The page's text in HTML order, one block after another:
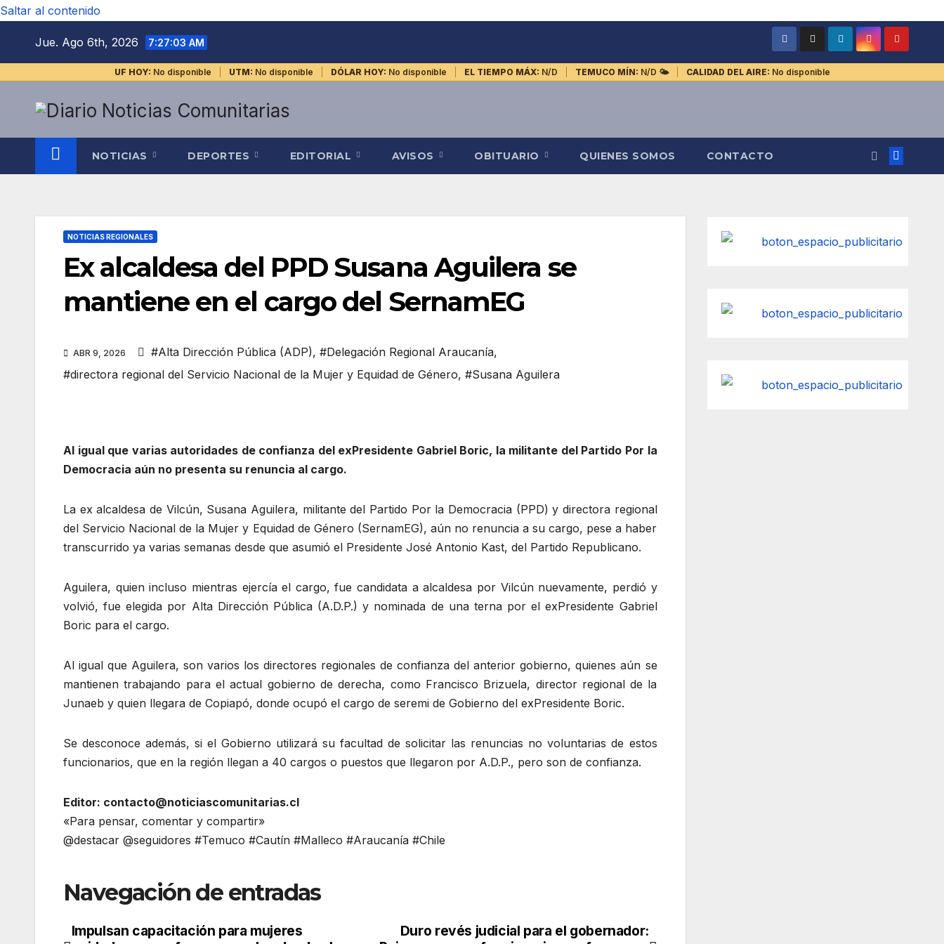
Saltar al contenido
Jue. Ago 6th, 2026 7:27:03 AM
UF HOY: No disponible UTM: No disponible DÓLAR HOY: No disponible EL TIEMPO MÁX: N/D TEMUCO MÍN: N/D 🌤️ CALIDAD DEL AIRE: No disponible
NOTICIAS DEPORTES EDITORIAL AVISOS OBITUARIO QUIENES SOMOS CONTACTO
NOTICIAS REGIONALES
Ex alcaldesa del PPD Susana Aguilera se
mantiene en el cargo del SernamEG
ABR 9, 2026 #Alta Dirección Pública (ADP), #Delegación Regional Araucanía,
#directora regional del Servicio Nacional de la Mujer y Equidad de Género, #Susana Aguilera
Al igual que varias autoridades de confianza del exPresidente Gabriel Boric, la militante del Partido Por la
Democracia aún no presenta su renuncia al cargo.
La ex alcaldesa de Vilcún, Susana Aguilera, militante del Partido Por la Democracia (PPD) y directora regional
del Servicio Nacional de la Mujer y Equidad de Género (SernamEG), aún no renuncia a su cargo, pese a haber
transcurrido ya varias semanas desde que asumió el Presidente José Antonio Kast, del Partido Republicano.
Aguilera, quien incluso mientras ejercía el cargo, fue candidata a alcaldesa por Vilcún nuevamente, perdió y
volvió, fue elegida por Alta Dirección Pública (A.D.P.) y nominada de una terna por el exPresidente Gabriel
Boric para el cargo.
Al igual que Aguilera, son varios los directores regionales de confianza del anterior gobierno, quienes aún se
mantienen trabajando para el actual gobierno de derecha, como Francisco Brizuela, director regional de la
Junaeb y quien llegara de Copiapó, donde ocupó el cargo de seremi de Gobierno del exPresidente Boric.
Se desconoce además, si el Gobierno utilizará su facultad de solicitar las renuncias no voluntarias de estos
funcionarios, que en la región llegan a 40 cargos o puestos que llegaron por A.D.P., pero son de confianza.
Editor: contacto@noticiascomunitarias.cl
«Para pensar, comentar y compartir»
@destacar @seguidores #Temuco #Cautín #Malleco #Araucanía #Chile
Navegación de entradas
Duro revés judicial para el gobernador:
Impulsan capacitación para mujeres